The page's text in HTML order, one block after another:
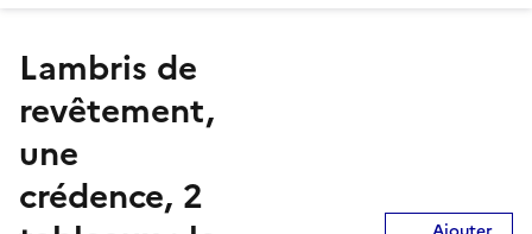
lambris de
revêtement,
une
crédence, 2